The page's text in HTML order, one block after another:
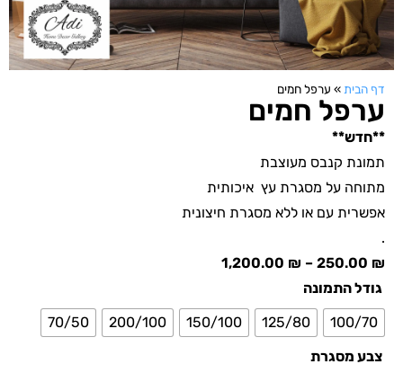
דף הבית » ערפל חמים
ערפל חמים
**חדש**
תמונת קנבס מעוצבת
מתוחה על מסגרת עץ איכותית
אפשרית עם או ללא מסגרת חיצונית
.
250.00 ₪
–
1,200.00 ₪
גודל התמונה
100/70
125/80
150/100
200/100
70/50
צבע מסגרת